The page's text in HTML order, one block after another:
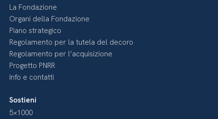
La Fondazione
Organi della Fondazione
Piano strategico
Regolamento per la tutela del decoro
Regolamento per l’acquisizione
Progetto PNRR
Info e contatti
Sostieni
5×1000